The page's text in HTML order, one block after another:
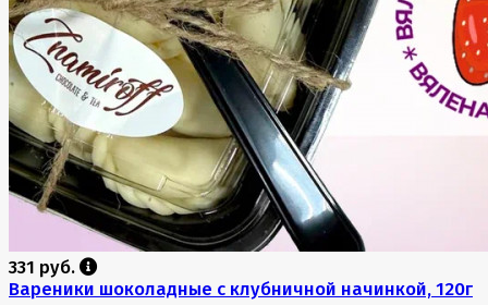
331 руб.
Вареники шоколадные с клубничной начинкой, 120г